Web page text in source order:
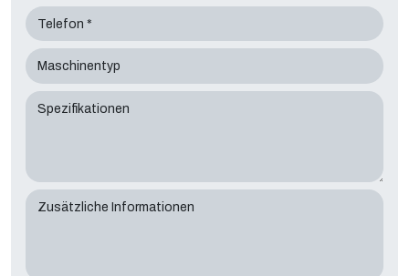
Telefon *
Maschinentyp
Spezifikationen
Zusätzliche Informationen